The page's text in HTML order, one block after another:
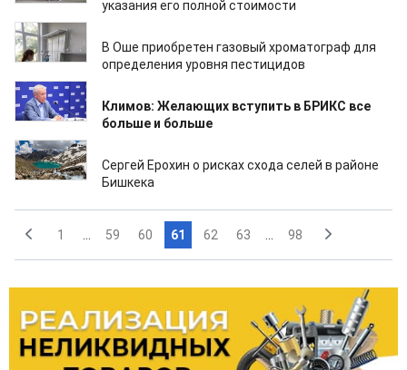
указания его полной стоимости
19.07.2024
В Оше приобретен газовый хроматограф для
определения уровня пестицидов
18.07.2024
Климов: Желающих вступить в БРИКС все
больше и больше
18.07.2024
Сергей Ерохин о рисках схода селей в районе
Бишкека
1 59 60 61 62 63 98